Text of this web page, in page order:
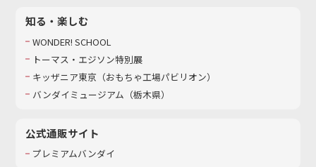
知る・楽しむ
WONDER! SCHOOL
トーマス・エジソン特別展
キッザニア東京（おもちゃ工場パビリオン）​
バンダイミュージアム（栃木県）
公式通販サイト
プレミアムバンダイ